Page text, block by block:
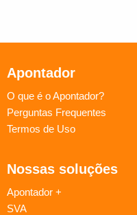
Apontador
O que é o Apontador?
Perguntas Frequentes
Termos de Uso
Nossas soluções
Apontador +
SVA